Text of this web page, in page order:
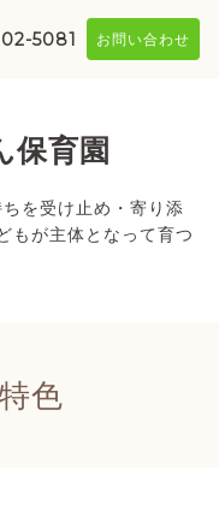
5081 お問い合わせ
保育園
を受け止め・寄り添
もが主体となって育つ
色